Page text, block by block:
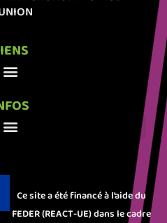
Ce site a été financé à l’aide du
FEDER (REACT-UE) dans le cadre